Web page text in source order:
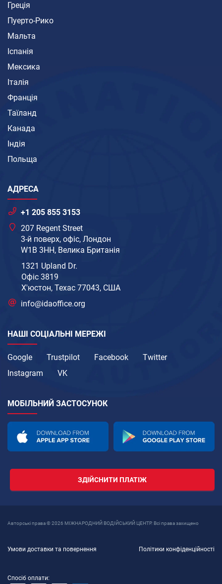
Греція
Пуерто-Рико
Мальта
Іспанія
Мексика
Італія
Франція
Таїланд
Канада
Індія
Польща
АДРЕСА
+1 205 855 3153
207 Regent Street
3-й поверх, офіс, Лондон
W1B 3HH, Велика Британія
1321 Upland Dr.
Офіс 3819
Х'юстон, Техас 77043, США
info@idaoffice.org
НАШІ СОЦІАЛЬНІ МЕРЕЖІ
Google Trustpilot Facebook
Twitter
Instagram
VK
МОБІЛЬНИЙ ЗАСТОСУНОК
ЗДІЙСНИТИ ПЛАТІЖ
Авторські права © 2026 МІЖНАРОДНИЙ ВОДІЙСЬКИЙ ЦЕНТР. Всі права захищено
Умови доставки та повернення Політики конфіденційності
Спосіб оплати: